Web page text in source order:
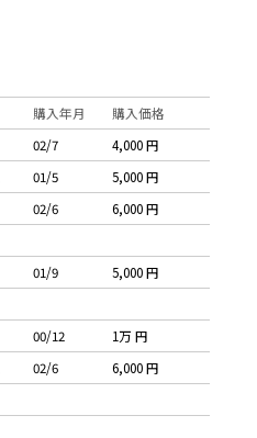
購入年月
購入価格
02/7
4,000 円
01/5
5,000 円
02/6
6,000 円
01/9
5,000 円
00/12
1万 円
02/6
6,000 円